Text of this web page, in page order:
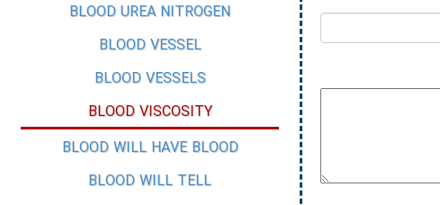
BLOOD UREA NITROGEN
BLOOD VESSEL
BLOOD VESSELS
BLOOD VISCOSITY
BLOOD WILL HAVE BLOOD
BLOOD WILL TELL